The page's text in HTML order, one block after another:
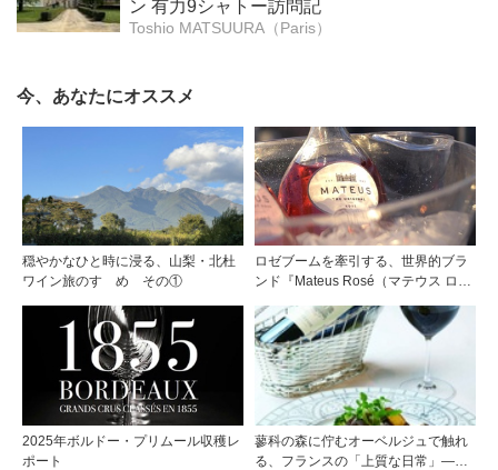
ン 有力9シャトー訪問記
Toshio MATSUURA（Paris）
今、あなたにオススメ
穏やかなひと時に浸る、山梨・北杜
ワイン旅のすゝめ その①
ロゼブームを牽引する、世界的ブラ
ンド『Mateus Rosé（マテウス ロ
2025年ボルドー・プリムール収穫レ
ポート
蓼科の森に佇むオーベルジュで触れ
る、フランスの「上質な日常」――